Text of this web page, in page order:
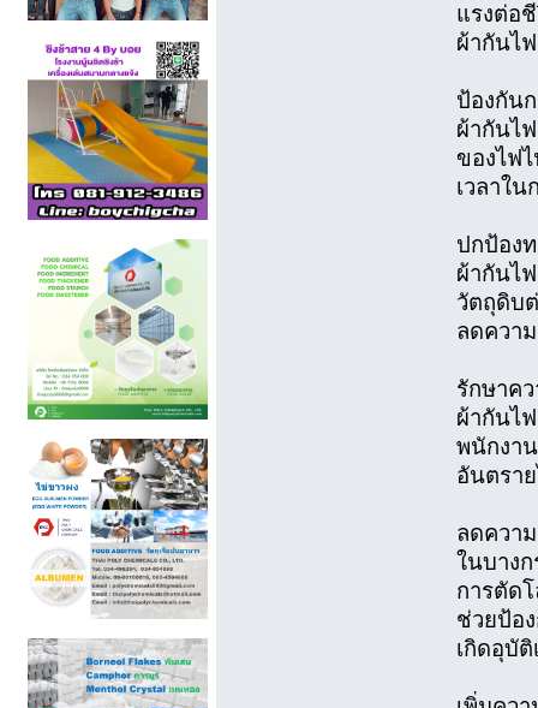
แรงต่อ
ผ้ากันไ
ป้องกัน
ผ้ากันไ
ของไฟ
เวลาใ
ปกป้อง
ผ้ากันไ
วัตถุดิบ
ลดควา
รักษาค
ผ้ากันไ
พนักงา
อันตรา
ลดควา
ในบาง
การตัด
ช่วยป้อ
เกิดอุบัติ